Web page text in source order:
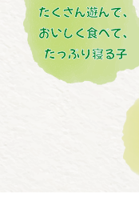
たくさん遊んで、
おいしく食べて、
たっぷり寝る子